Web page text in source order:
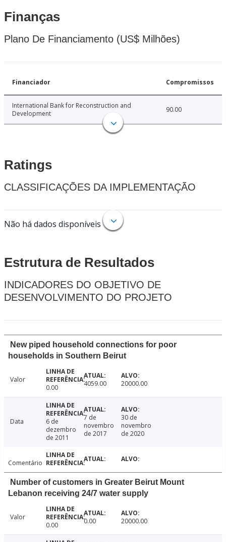
Finanças
Plano De Financiamento (US$ Milhões)
Financiador Compromissos
International Bank for Reconstruction and
Development
90.00
Ratings
CLASSIFICAÇÕES DA IMPLEMENTAÇÃO
Não há dados disponíveis
Estrutura de Resultados
INDICADORES DO OBJETIVO DE
DESENVOLVIMENTO DO PROJETO
New piped household connections for poor
households in Southern Beirut
Valor
0.00
4059.00 20000.00
Data
6 de
dezembro
de 2011
7 de
novembro
de 2017
30 de
novembro
de 2020
Comentário
Number of customers in Greater Beirut Mount
Lebanon receiving 24/7 water supply
Valor
0.00
0.00 20000.00